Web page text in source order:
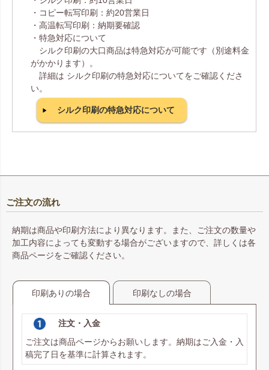
・コピー転写印刷：約20営業日
・高温転写印刷：納期要確認
・特急対応について
シルク印刷の大口商品は特急対応が可能です（別途料金
がかかります）。
詳細は シルク印刷の特急対応についてをご確認くださ
い。
シルク印刷の特急対応について
ご注文の流れ
納期は商品や印刷方法により異なります。また、ご注文の数量や
加工内容によっても変動する場合がございますので、詳しくは各
商品ページをご確認ください。
印刷ありの場合 印刷なしの場合
注文・入金
ご注文は商品ページからお願いします。納期はご入金・入
稿完了日を基準に計算されます。